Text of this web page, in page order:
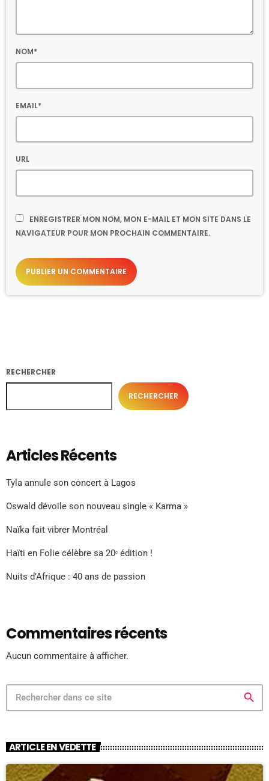
NOM*
EMAIL*
URL
ENREGISTRER MON NOM, MON E-MAIL ET MON SITE DANS LE
NAVIGATEUR POUR MON PROCHAIN COMMENTAIRE.
RECHERCHER
RECHERCHER
Articles Récents
Tyla annule son concert à Lagos
Oswald dévoile son nouveau single « Karma »
Naïka fait vibrer Montréal
Haïti en Folie célèbre sa 20ᵉ édition !
Nuits d’Afrique : 40 ans de passion
Commentaires récents
Aucun commentaire à afficher.
search
ARTICLE EN VEDETTE